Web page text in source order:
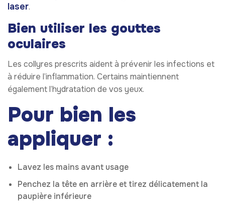
laser.
Bien utiliser les gouttes
oculaires
Les collyres prescrits aident à prévenir les infections et
à réduire l’inflammation. Certains maintiennent
également l’hydratation de vos yeux.
Pour bien les
appliquer :
Lavez les mains avant usage
Penchez la tête en arrière et tirez délicatement la
paupière inférieure